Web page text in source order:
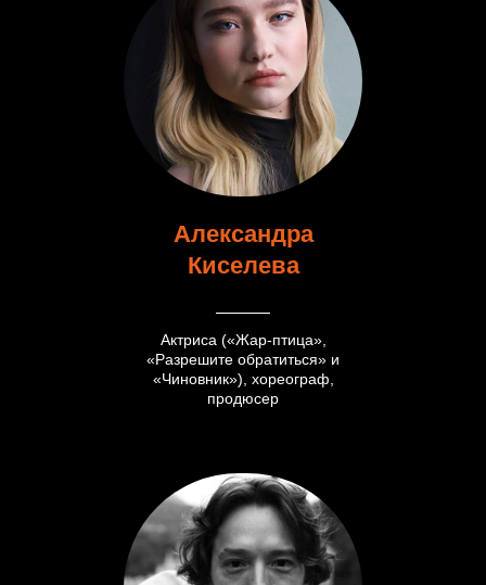
Александра
Киселева
Актриса («Жар-птица»,
«Разрешите обратиться» и
«Чиновник»), хореограф,
продюсер